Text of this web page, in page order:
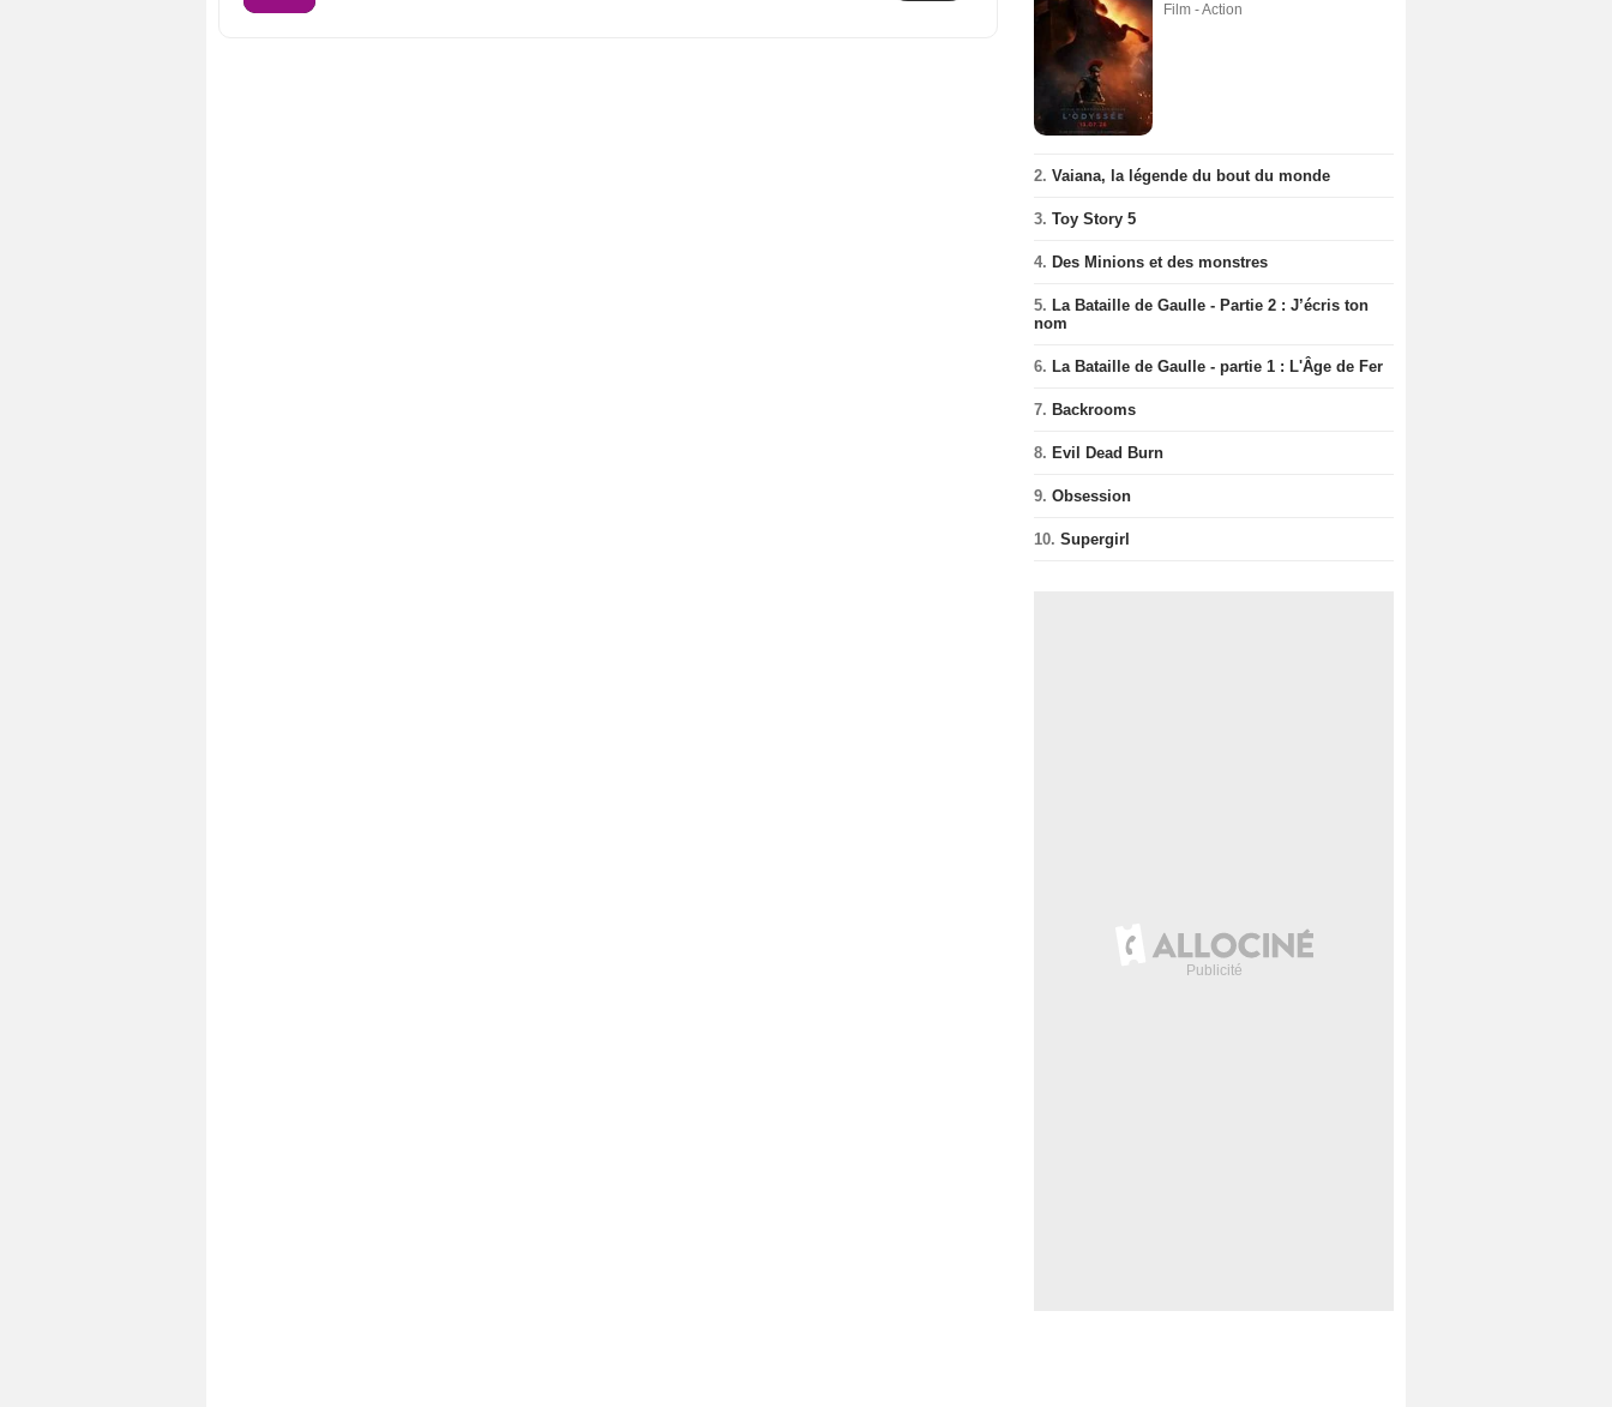
Film - Action
2. Vaiana, la légende du bout du monde
3. Toy Story 5
4. Des Minions et des monstres
5. La Bataille de Gaulle - Partie 2 : J’écris ton
nom
6. La Bataille de Gaulle - partie 1 : L'Âge de Fer
7. Backrooms
8. Evil Dead Burn
9. Obsession
10. Supergirl